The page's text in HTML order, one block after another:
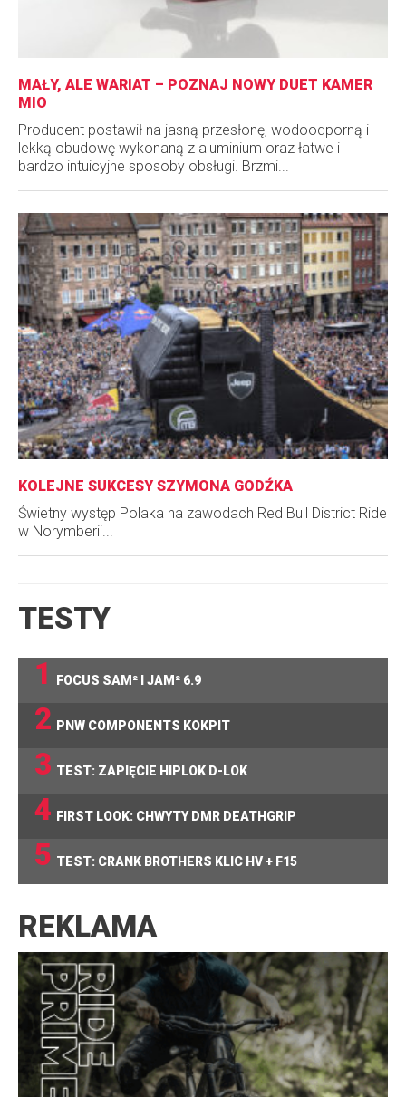
MAŁY, ALE WARIAT – POZNAJ NOWY DUET KAMER
MIO
Producent postawił na jasną przesłonę, wodoodporną i
lekką obudowę wykonaną z aluminium oraz łatwe i
bardzo intuicyjne sposoby obsługi. Brzmi...
KOLEJNE SUKCESY SZYMONA GODŹKA
Świetny występ Polaka na zawodach Red Bull District Ride
w Norymberii...
TESTY
1
FOCUS SAM² I JAM² 6.9
2 PNW COMPONENTS KOKPIT
3 TEST: ZAPIĘCIE HIPLOK D-LOK
4 FIRST LOOK: CHWYTY DMR DEATHGRIP
5 TEST: CRANK BROTHERS KLIC HV + F15
REKLAMA